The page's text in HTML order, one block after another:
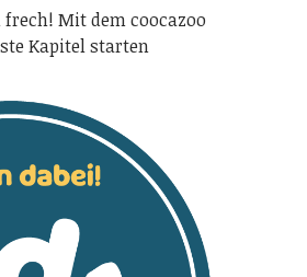
Mit dem coocazoo
Kapitel starten